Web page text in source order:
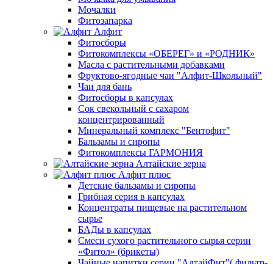
Мочалки
Фитозапарка
Алфит
Фитосборы
Фитокомплексы «ОБЕРЕГ» и «РОДНИК»
Масла с растительными добавками
Фруктово-ягодные чаи "Алфит-Школьный"
Чаи для бань
Фитосборы в капсулах
Сок свекольный с сахаром
концентрированный
Минеральный комплекс "Бентофит"
Бальзамы и сиропы
Фитокомплексы ГАРМОНИЯ
Алтайские зерна
Алфит плюс
Детские бальзамы и сиропы
Грибная серия в капсулах
Концентраты пищевые на растительном
сырье
БАДы в капсулах
Смеси сухого растительного сырья серии
«Фитол» (брикеты)